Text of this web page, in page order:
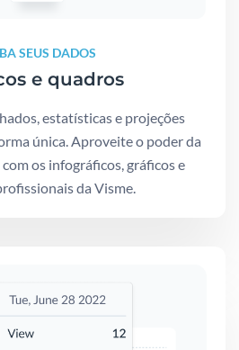
SEUS DADOS
e quadros
estatísticas e projeções
única. Aproveite o poder da
os infográficos, gráficos e
da Visme.